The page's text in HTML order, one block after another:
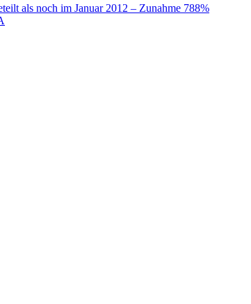
als noch im Januar 2012 – Zunahme 788%